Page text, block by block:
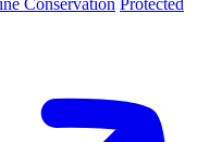
Conservation Protected